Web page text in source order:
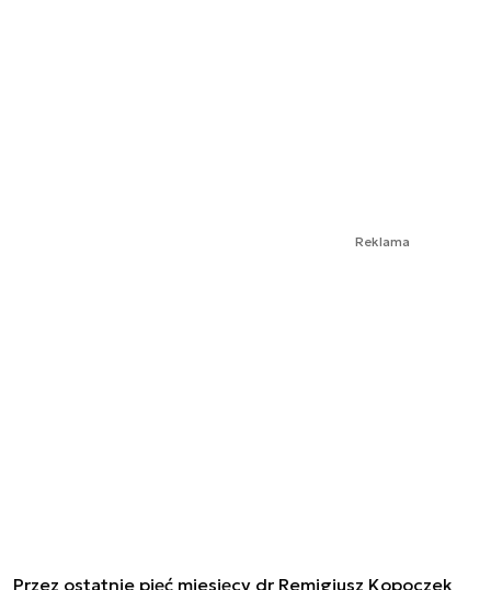
Reklama
Przez ostatnie pięć miesięcy dr Remigiusz Kopoczek